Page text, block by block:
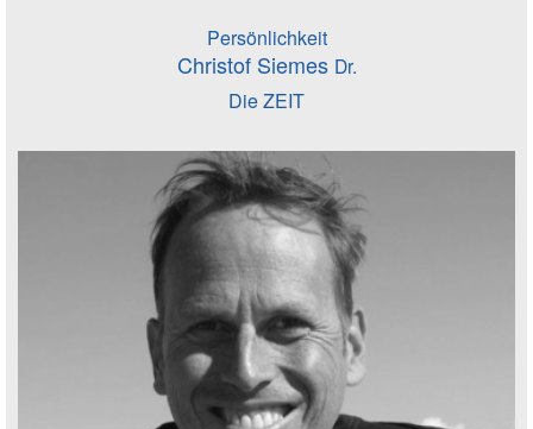
Persönlichkeit
Christof Siemes Dr.
Die ZEIT